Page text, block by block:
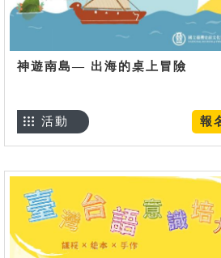
神遊南島— 出海的桌上冒險
報
活動